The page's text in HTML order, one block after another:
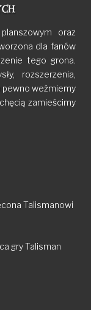
oraz
dla fanów
tego grona.
rozszerzenia,
pewno weźmiemy
zamieścimy
Talismanowi
gry Talisman